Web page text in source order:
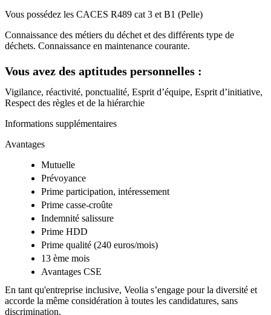
Vous possédez les CACES R489 cat 3 et B1 (Pelle)
Connaissance des métiers du déchet et des différents type de
déchets. Connaissance en maintenance courante.
Vous avez des aptitudes personnelles :
Vigilance, réactivité, ponctualité, Esprit d’équipe, Esprit d’initiative,
Respect des règles et de la hiérarchie
Informations supplémentaires
Avantages
Mutuelle
Prévoyance
Prime participation, intéressement
Prime casse-croûte
Indemnité salissure
Prime HDD
Prime qualité (240 euros/mois)
13 ème mois
Avantages CSE
En tant qu'entreprise inclusive, Veolia s’engage pour la diversité et
accorde la même considération à toutes les candidatures, sans
discrimination.